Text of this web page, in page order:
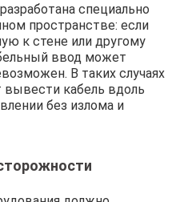
специально
пространстве: если
к стене или другому
ввод может
В таких случаях
вывести кабель вдоль
без излома и